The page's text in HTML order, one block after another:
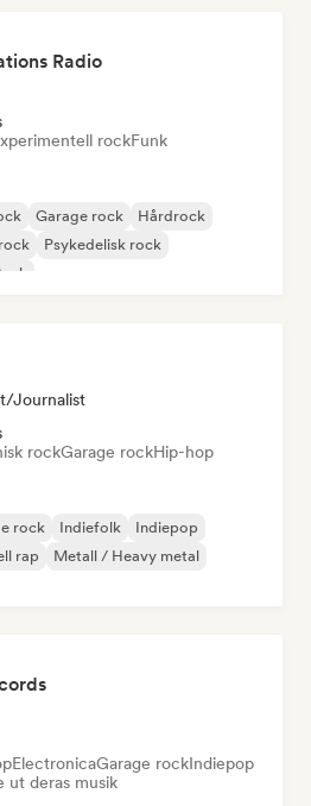
Radio
rockFunk
Garage rock
Hårdrock
Psykedelisk rock
Journalist
rockGarage rockHip-hop
rock Indiefolk
Indiepop
rap
Metall / Heavy metal
ElectronicaGarage rockIndiepop
ut deras musik